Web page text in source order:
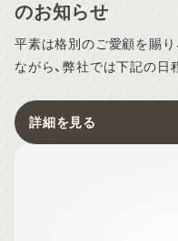
のお知らせ
平素は格別のご愛顧を賜り、厚
ながら、弊社では下記の日
（水） ※2026年5月7日（木）よ
点】 TAKASUGI 熊本本社
詳細を見る